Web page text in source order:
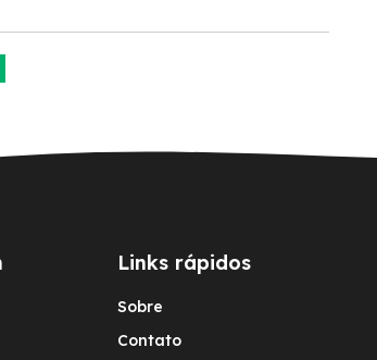
Links rápidos
Sobre
Contato